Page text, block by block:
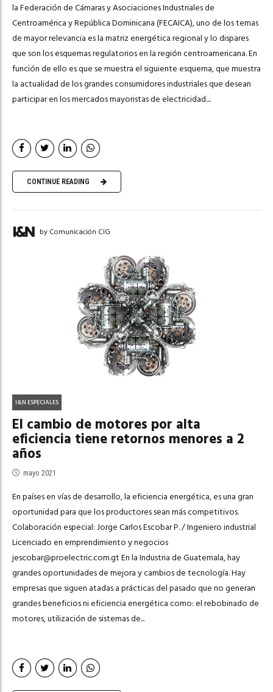
la Federación de Cámaras y Asociaciones Industriales de
Centroamérica y República Dominicana (FECAICA), uno de los temas
de mayor relevancia es la matriz energética regional y lo dispares
que son los esquemas regulatorios en la región centroamericana. En
función de ello es que se muestra el siguiente esquema, que muestra
la actualidad de los grandes consumidores industriales que desean
participar en los mercados mayoristas de electricidad....
CONTINUE READING
by Comunicación CIG
I&N ESPECIALES
El cambio de motores por alta
eficiencia tiene retornos menores a 2
años
mayo 2021
En países en vías de desarrollo, la eficiencia energética, es una gran
oportunidad para que los productores sean más competitivos.
Colaboración especial: Jorge Carlos Escobar P. / Ingeniero industrial
Licenciado en emprendimiento y negocios
jescobar@proelectric.com.gtEn la Industria de Guatemala, hay
grandes oportunidades de mejora y cambios de tecnología. Hay
empresas que siguen atadas a prácticas del pasado que no generan
grandes beneficios ni eficiencia energética como: el rebobinado de
motores, utilización de sistemas de...